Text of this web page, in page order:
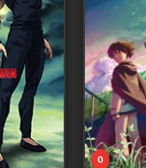
Tập 11
Tập 12
Tập 13
Tập 14
0